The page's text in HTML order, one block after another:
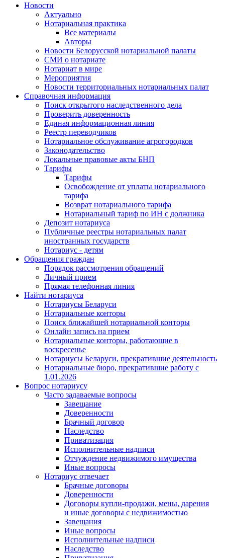
Новости
Актуально
Нотариальная практика
Все материалы
Авторы
Новости Белорусской нотариальной палаты
СМИ о нотариате
Нотариат в мире
Мероприятия
Новости территориальных нотариальных палат
Справочная информация
Поиск открытого наследственного дела
Проверить доверенность
Единая информационная линия
Реестр переводчиков
Нотариальное обслуживание агрогородков
Законодательство
Локальные правовые акты БНП
Тарифы
Тарифы
Освобождение от уплаты нотариального
тарифа
Возврат нотариального тарифа
Нотариальный тариф по ИН с должника
Депозит нотариуса
Публичные реестры нотариальных палат
иностранных государств
Нотариус - детям
Обращения граждан
Порядок рассмотрения обращений
Личный прием
Прямая телефонная линия
Найти нотариуса
Нотариусы Беларуси
Нотариальные конторы
Поиск ближайшей нотариальной конторы
Онлайн запись на прием
Нотариальные конторы, работающие в
воскресенье
Нотариусы Беларуси, прекратившие деятельность
Нотариальные бюро, прекратившие работу с
1.01.2026
Вопрос нотариусу
Часто задаваемые вопросы
Завещание
Доверенности
Брачный договор
Наследство
Приватизация
Исполнительные надписи
Отчуждение недвижимого имущества
Иные вопросы
Нотариус отвечает
Брачные договоры
Доверенности
Договоры купли-продажи, мены, дарения
и иные договоры с недвижимостью
Завещания
Иные вопросы
Исполнительные надписи
Наследство